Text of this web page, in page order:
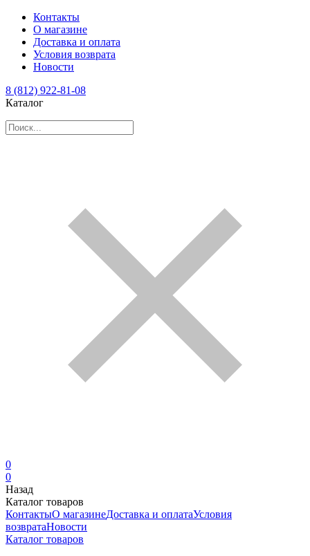
Контакты
О магазине
Доставка и оплата
Условия возврата
Новости
8 (812) 922-81-08
Каталог
0
0
Назад
Каталог товаров
КонтактыО магазинеДоставка и оплатаУсловия
возвратаНовости
Каталог товаров